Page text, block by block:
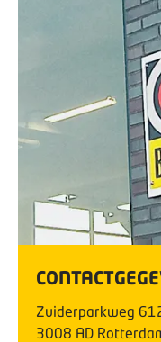
Zuiderparkweg
3008 AD